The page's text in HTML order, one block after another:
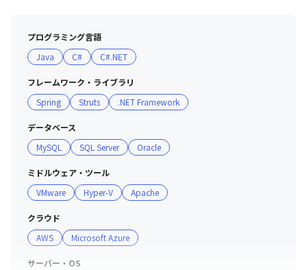
■ 配属後のフォロー制度
・技術力を担保するため、教育体制にも注力
管理者には部下の人数に上限を設けて、技術者全員に目が
行き届くような体制を構築しているため、1人にかける教
育の工数が多いです。
そのほか、志を磨くための「キャリア開発研修」、技を磨
くための「テクニカルスキル研修」や「コンセプチュアル
研修」、人を磨くための「ヒューマンスキル研修」や「ビ
ジネススキル研修」などを実施しており、技術だけでなく
ニアとして成長できます。
・配属後も定期的な営業からのサポートがあります
プログラミング言語
Java
C# C#.NET
フレームワーク・ライブラリ
Spring
Struts .NET Framework
データベース
MySQL
SQL Server Oracle
ミドルウェア・ツール
VMware
Hyper-V Apache
クラウド
AWS
Microsoft Azure
サーバー・OS